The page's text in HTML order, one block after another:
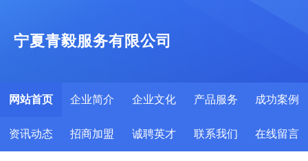
宁夏青毅服务有限公司
网站首页 企业简介 企业文化 产品服务 成功案例
资讯动态 招商加盟 诚聘英才 联系我们 在线留言